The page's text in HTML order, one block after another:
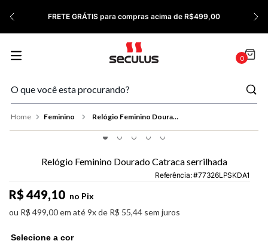
FRETE GRÁTIS para compras acima de R$499,00
0
Feminino Relógio Feminino Dourado Catraca serrilhada
Relógio Feminino Dourado Catraca serrilhada
Referência: 77326LPSKDA1
R$449,10 no Pix
ou R$ 499,00em até9x de R$ 55,44 sem juros
9º